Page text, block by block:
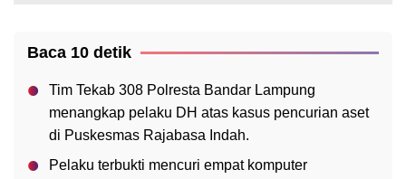
Baca 10 detik
Tim Tekab 308 Polresta Bandar Lampung
menangkap pelaku DH atas kasus pencurian aset
di Puskesmas Rajabasa Indah.
Pelaku terbukti mencuri empat komputer